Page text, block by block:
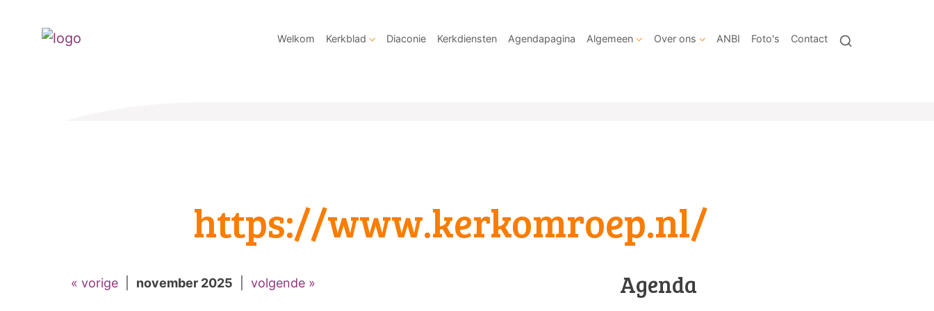
Welkom Kerkblad Diaconie Kerkdiensten Agendapagina Algemeen Over ons ANBI Foto's Contact
https://www.kerkomroep.nl/
« vorige november 2025 volgende » Agenda